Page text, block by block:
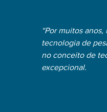
“Por muitos
tecnologia de
no conceito de
excepcional.